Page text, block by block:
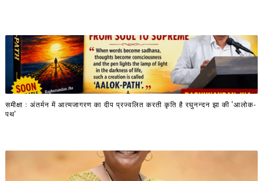
समीक्षा : अंतर्मन में आत्मजागरण का दीप प्रज्वलित करती कृति है रघुनन्दन झा की 'आलोक-
पथ'